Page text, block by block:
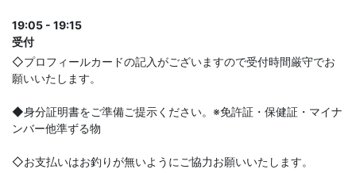
19:05 - 19:15
受付
◇プロフィールカードの記入がございますので受付時間厳守でお
願いいたします。
◆身分証明書をご準備ご提示ください。※免許証・保健証・マイナ
ンバー他準ずる物
◇お支払いはお釣りが無いようにご協力お願いいたします。